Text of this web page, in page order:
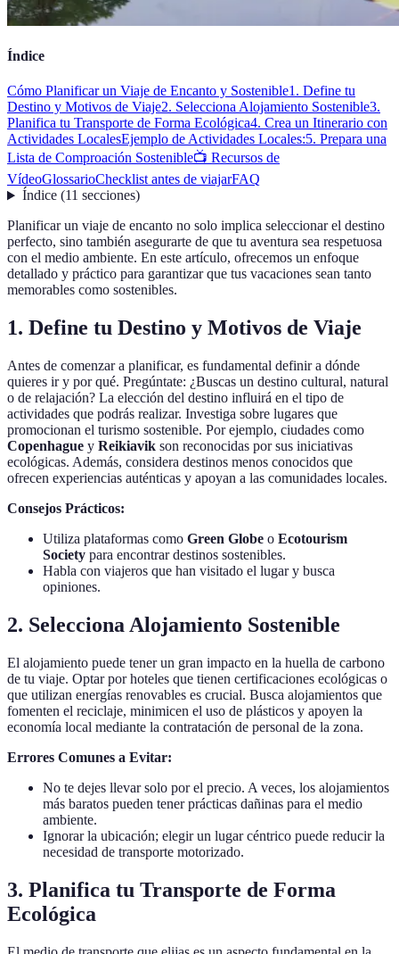
Índice
Cómo Planificar un Viaje de Encanto y Sostenible1. Define tu
Destino y Motivos de Viaje2. Selecciona Alojamiento Sostenible3.
Planifica tu Transporte de Forma Ecológica4. Crea un Itinerario con
Actividades LocalesEjemplo de Actividades Locales:5. Prepara una
Lista de Comproación Sostenible📺 Recursos de
VídeoGlossarioChecklist antes de viajarFAQ
Índice(11 secciones)
Planificar un viaje de encanto no solo implica seleccionar el destino
perfecto, sino también asegurarte de que tu aventura sea respetuosa
con el medio ambiente. En este artículo, ofrecemos un enfoque
detallado y práctico para garantizar que tus vacaciones sean tanto
memorables como sostenibles.
1. Define tu Destino y Motivos de Viaje
Antes de comenzar a planificar, es fundamental definir a dónde
quieres ir y por qué. Pregúntate: ¿Buscas un destino cultural, natural
o de relajación? La elección del destino influirá en el tipo de
actividades que podrás realizar. Investiga sobre lugares que
promocionan el turismo sostenible. Por ejemplo, ciudades como
Copenhague y Reikiavik son reconocidas por sus iniciativas
ecológicas. Además, considera destinos menos conocidos que
ofrecen experiencias auténticas y apoyan a las comunidades locales.
Consejos Prácticos:
Utiliza plataformas como Green Globe o Ecotourism
Society para encontrar destinos sostenibles.
Habla con viajeros que han visitado el lugar y busca
opiniones.
2. Selecciona Alojamiento Sostenible
El alojamiento puede tener un gran impacto en la huella de carbono
de tu viaje. Optar por hoteles que tienen certificaciones ecológicas o
que utilizan energías renovables es crucial. Busca alojamientos que
fomenten el reciclaje, minimicen el uso de plásticos y apoyen la
economía local mediante la contratación de personal de la zona.
Errores Comunes a Evitar:
No te dejes llevar solo por el precio. A veces, los alojamientos
más baratos pueden tener prácticas dañinas para el medio
ambiente.
Ignorar la ubicación; elegir un lugar céntrico puede reducir la
necesidad de transporte motorizado.
3. Planifica tu Transporte de Forma
Ecológica